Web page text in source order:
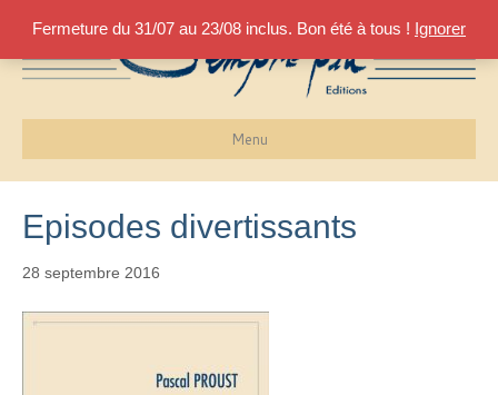
Fermeture du 31/07 au 23/08 inclus. Bon été à tous ! Ignorer
Menu
Episodes divertissants
28 septembre 2016